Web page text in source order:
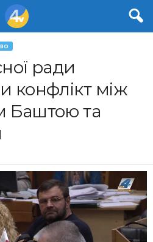
ради
конфлікт між
Баштою та